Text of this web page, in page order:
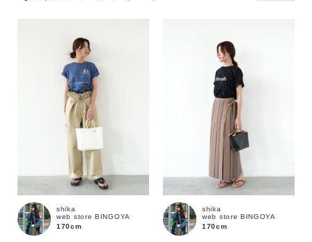
shika
web store BINGOYA
170cm
shika
web store BINGOYA
170cm